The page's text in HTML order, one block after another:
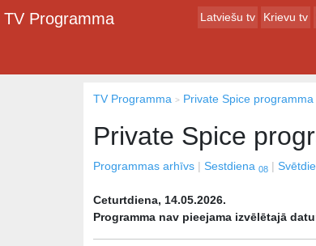
TV Programma Latviešu tv Krievu tv
TV Programma Private Spice programma
Private Spice
Programmas arhīvs
Sestdiena 08
Ceturtdiena, 14.05.2026.
Programma nav pieejama izvēlētajā